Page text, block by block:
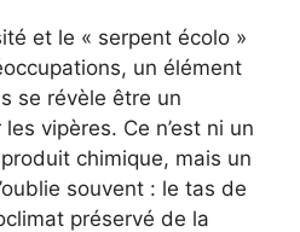
et le « serpent écolo »
un élément
se révèle être un
vipères. Ce n’est ni un
chimique, mais un
souvent : le tas de
préservé de la